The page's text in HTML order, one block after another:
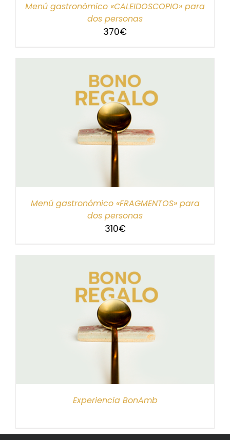
Menú gastronómico «CALEIDOSCOPIO» para
dos personas
370€
Menú gastronómico «FRAGMENTOS» para
dos personas
310€
Experiencia BonAmb